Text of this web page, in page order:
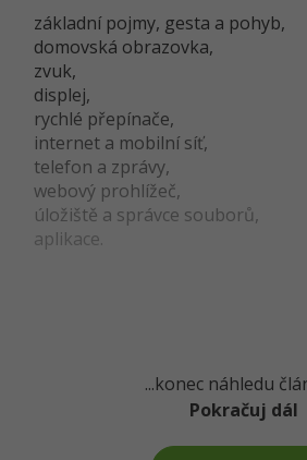
Django
SQLite
Projektový manažer
Copywriter
WordPress specialista
SQL
Návrh SW
Algoritmy -41%
Umělá inteligence (AI)
Copywriting
-80%
Google Dokumenty
Time management
Windows
Elektronický podpis
základní pojmy, gesta a pohyb,
domovská obrazovka,
zvuk,
displej,
rychlé přepínače,
internet a mobilní síť,
telefon a zprávy,
webový prohlížeč,
úložiště a správce souborů,
aplikace.
...konec náhledu
Pokračuj dál